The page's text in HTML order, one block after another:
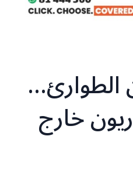
الطوارئ…
خارج